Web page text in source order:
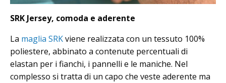
SRK Jersey, comoda e aderente
La maglia SRKviene realizzata con un tessuto 100%
poliestere, abbinato a contenute percentuali di
elastan per i fianchi, i pannelli e le maniche. Nel
complesso si tratta di un capo che veste aderente ma